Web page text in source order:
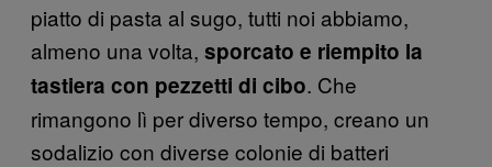
piatto di pasta al sugo, tutti noi abbiamo,
almeno una volta, sporcato e riempito la
tastiera con pezzetti di cibo. Che
rimangono lì per diverso tempo, creano un
sodalizio con diverse colonie di batteri